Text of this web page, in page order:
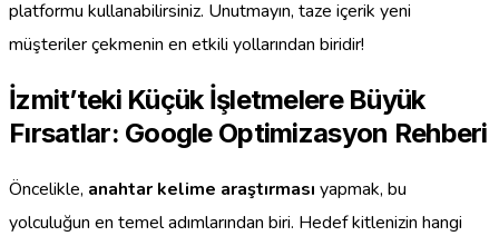
platformu kullanabilirsiniz. Unutmayın, taze içerik yeni
müşteriler çekmenin en etkili yollarından biridir!
İzmit’teki Küçük İşletmelere Büyük
Fırsatlar: Google Optimizasyon Rehberi
Öncelikle, anahtar kelime araştırması yapmak, bu
yolculuğun en temel adımlarından biri. Hedef kitlenizin hangi